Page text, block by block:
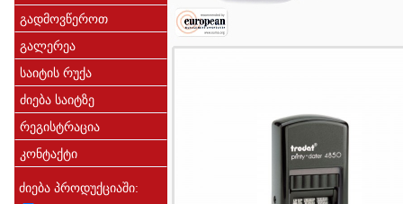
გადმოვწეროთ
გალერეა
საიტის რუქა
ძიება საიტზე
რეგისტრაცია
კონტაქტი
ძიება პროდუქციაში: